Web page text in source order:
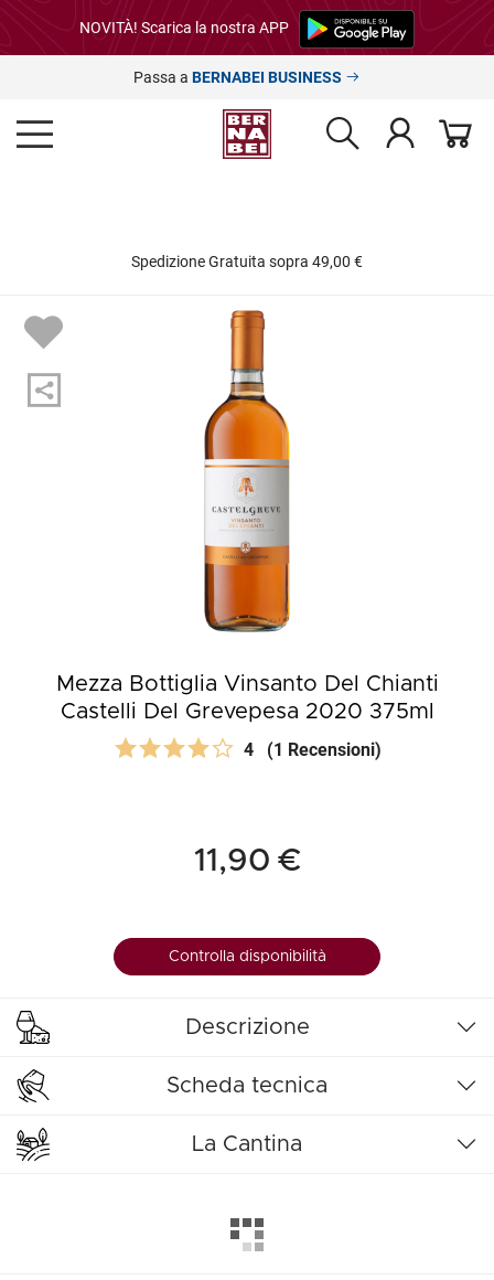
NOVITÀ! Scarica la nostra APP
Passa a BERNABEI BUSINESS
Spedizione Gratuita sopra 49,00 €
Mezza Bottiglia Vinsanto Del Chianti
Castelli Del Grevepesa 2020 375ml
4 (1 Recensioni)
11,90 €
Controlla disponibilità
Descrizione
Scheda tecnica
La Cantina